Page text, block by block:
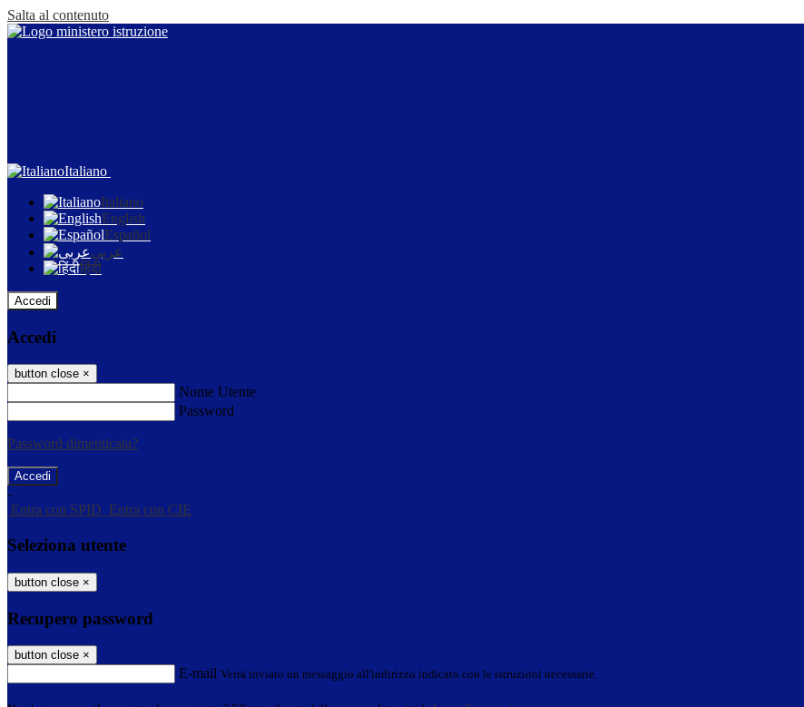
Salta al contenuto
Italiano
Italiano
English
Español
عربى
हिंदी
Accedi
Accedi
button close ×
Nome Utente
Password
Password dimenticata?
-
Entra con SPID Entra con CIE
Seleziona utente
button close ×
Recupero password
button close ×
E-mail Verrà inviato un messaggio all'indirizzo indicato con le istruzioni necessarie.